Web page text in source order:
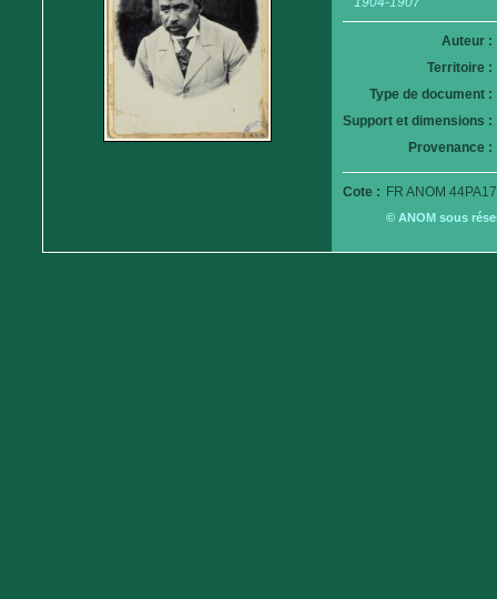
Auteur :
Territoire :
Type de document :
Support et dimensions :
Provenance :
Cote : FR ANOM
© ANOM sous